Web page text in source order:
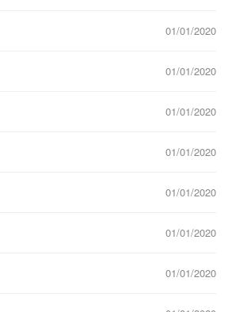
01/01/2020
01/01/2020
01/01/2020
01/01/2020
01/01/2020
01/01/2020
01/01/2020